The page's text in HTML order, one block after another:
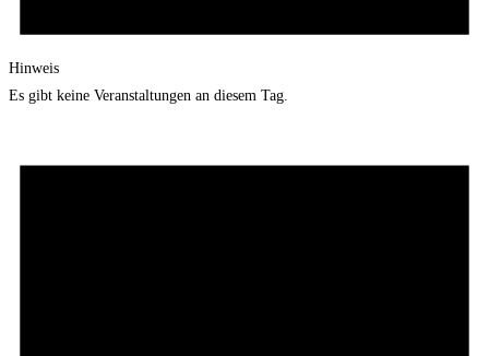
Hinweis
Es gibt keine Veranstaltungen an diesem Tag.